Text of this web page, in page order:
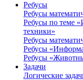
Ребусы
Ребусы
Ребусы по теме
техники»
Ребусы
Ребусы
Ребусы
Задачи
Логические